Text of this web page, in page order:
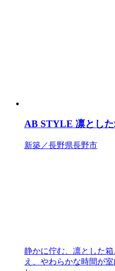
AB STYLE 凛とし
新築／長野県長野市
静かに佇む、凛とした
え、やわらかな時間が